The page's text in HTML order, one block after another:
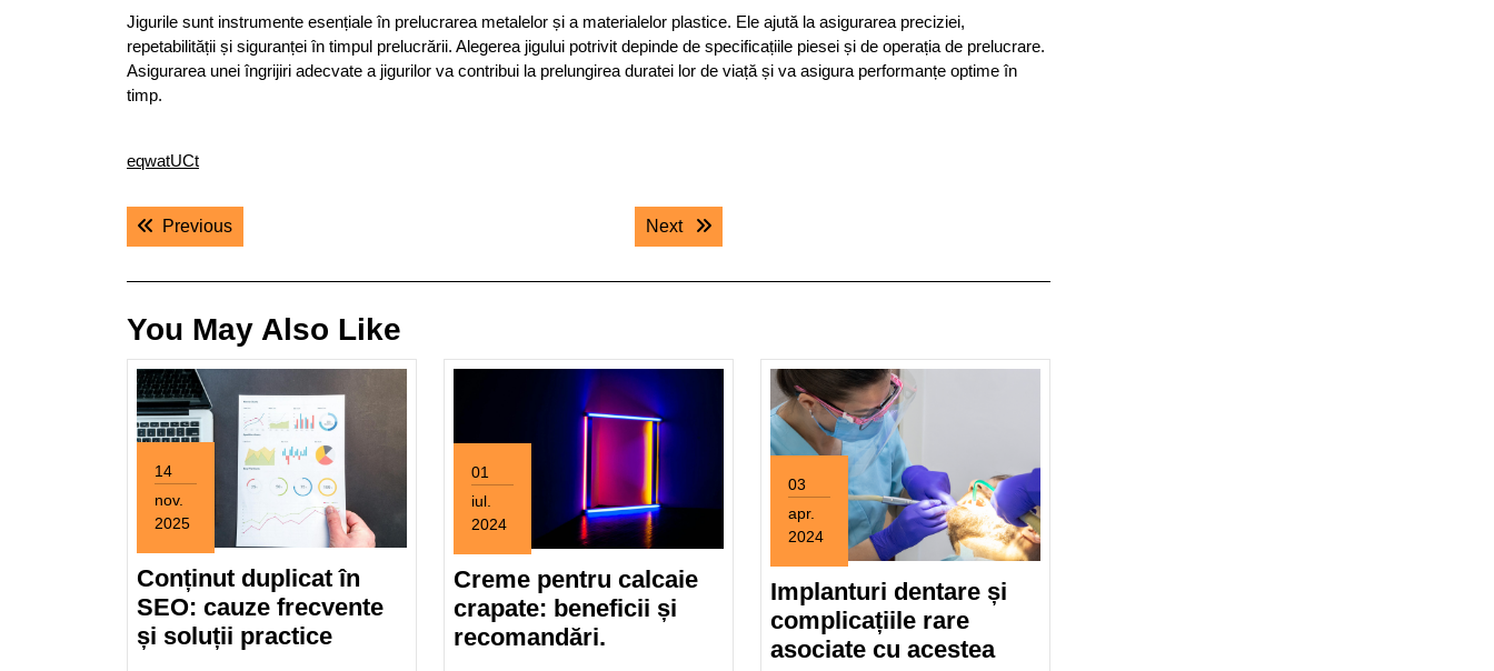
Jigurile sunt instrumente esențiale în prelucrarea metalelor și a materialelor plastice. Ele ajută la asigurarea preciziei,
repetabilității și siguranței în timpul prelucrării. Alegerea jigului potrivit depinde de specificațiile piesei și de operația de prelucrare.
Asigurarea unei îngrijiri adecvate a jigurilor va contribui la prelungirea duratei lor de viață și va asigura performanțe optime în
timp.
eqwatUCt
Navigare
în
articole
PreviousPrevious post: Next Next post:
You May Also Like
14
nov.
2025
noiembrie
2025
Conținut duplicat în
SEO: cauze frecvente
și soluții practiceConținut
01
iul.
2024
iulie
2024
Creme pentru calcaie
crapate: beneficii și
recomandări.Creme
03
apr.
2024
aprilie
2024
Implanturi dentare și
complicațiile rare
asociate cu acesteaImplanturi